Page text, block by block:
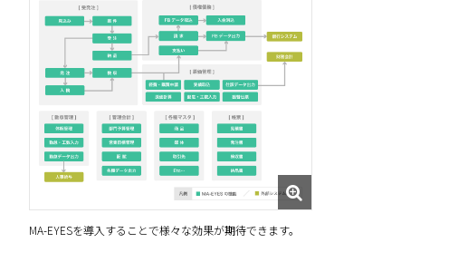
MA-EYESを導入することで様々な効果が期待できます。